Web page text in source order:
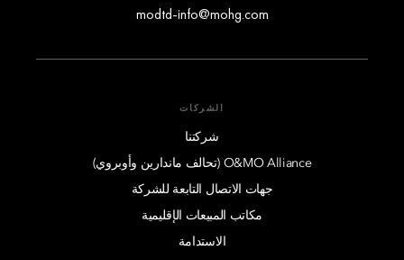
modtd-info@mohg.com
الشركات
شركتنا
O&MO Alliance (تحالف ماندارين وأوبروي)
جهات الاتصال التابعة للشركة
مكاتب المبيعات الإقليمية
الاستدامة